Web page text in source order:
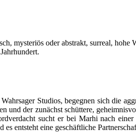
mysteriös oder abstrakt, surreal, hohe
Studios, begegnen sich die
und der zunächst schüttere,
sucht er bei Marhi nach
entsteht eine geschäftliche